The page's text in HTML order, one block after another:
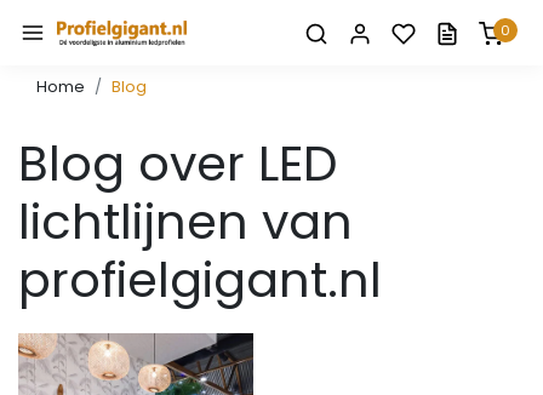
0
Home Blog
Blog over LED
lichtlijnen van
profielgigant.nl